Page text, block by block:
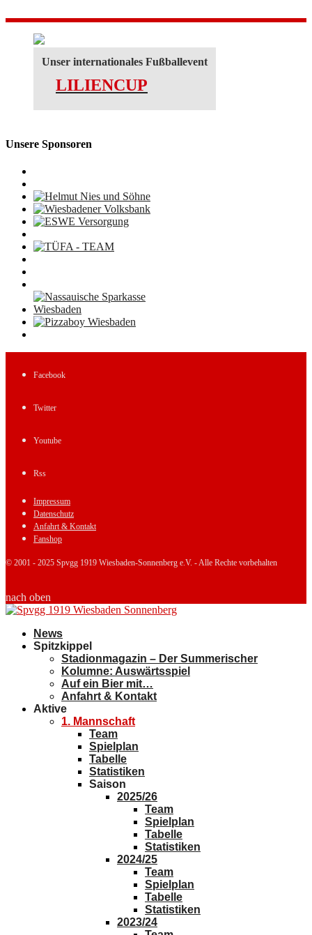
Unser internationales Fußballevent
LILIENCUP
Unsere Sponsoren
Facebook
Twitter
Youtube
Rss
Impressum
Datenschutz
Anfahrt & Kontakt
Fanshop
© 2001 - 2025 Spvgg 1919 Wiesbaden-Sonnenberg e.V. - Alle Rechte vorbehalten
nach oben
News
Spitzkippel
Stadionmagazin – Der Summerischer
Kolumne: Auswärtsspiel
Auf ein Bier mit…
Anfahrt & Kontakt
Aktive
1. Mannschaft
Team
Spielplan
Tabelle
Statistiken
Saison
2025/26
Team
Spielplan
Tabelle
Statistiken
2024/25
Team
Spielplan
Tabelle
Statistiken
2023/24